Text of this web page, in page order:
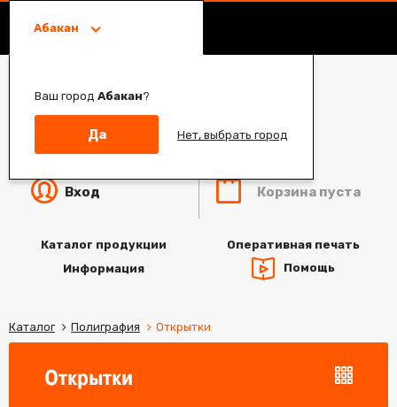
Абакан
Ваш город Абакан?
Да Нет, выбрать город
Корзина пуста
Вход
Каталог продукции
Оперативная печать
Информация
Помощь
Каталог Полиграфия Открытки
Открытки